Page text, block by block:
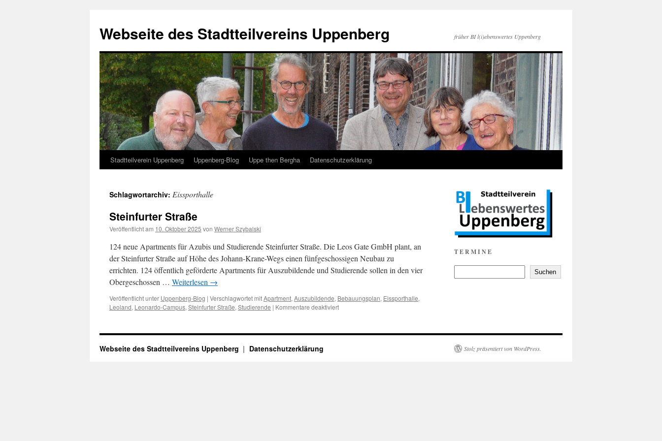
springen
Webseite des Stadtteilvereins Uppenberg früher BI l(i)ebenswertes Uppenberg
Stadtteilverein Uppenberg Uppenberg-Blog Uppe then Bergha Datenschutzerklärung
Schlagwortarchiv: Eissporthalle
Steinfurter Straße
Veröffentlicht am 10. Oktober 2025 von Werner Szybalski
124 neue Apartments für Azubis und Studierende Steinfurter Straße. Die Leos Gate GmbH plant, an
der Steinfurter Straße auf Höhe des Johann-Krane-Wegs einen fünfgeschossigen Neubau zu
errichten. 124 öffentlich geförderte Apartments für Auszubildende und Studierende sollen in den vier
Obergeschossen … Weiterlesen →
Veröffentlicht unter Uppenberg-Blog | Verschlagwortet mitApartment, Auszubildende, Bebauungsplan, Eissporthalle,
Leoland, Leonardo-Campus, Steinfurter Straße, Studierende | Kommentare deaktiviertfür
T E R M I N E
Suchen
Webseite des Stadtteilvereins Uppenberg Datenschutzerklärung Stolz präsentiert von WordPress.